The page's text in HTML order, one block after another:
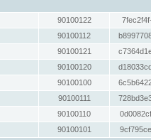
90100122
90100112
90100121
90100120
90100100
90100111
90100110
90100101